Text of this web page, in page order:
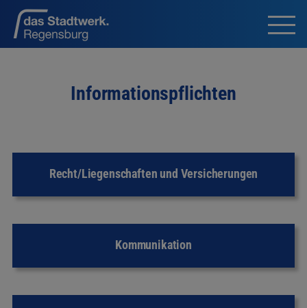
Informationspflichten
Recht/Liegenschaften und Versicherungen
Kommunikation